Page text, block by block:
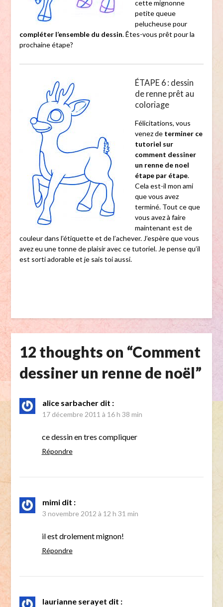
cette mignonne
petite queue
pelucheuse pour
compléter l’ensemble du dessin. Êtes-vous prêt pour la
prochaine étape?
ÉTAPE 6 : dessin
de renne prêt au
coloriage
Félicitations, vous
venez de terminer ce
tutoriel sur
comment dessiner
un renne de noel
étape par étape.
Cela est-il mon ami
que vous avez
terminé. Tout ce que
vous avez à faire
maintenant est de
couleur dans l’étiquette et de l’achever. J’espère que vous
avez eu une tonne de plaisir avec ce tutoriel. Je pense qu’il
est sorti adorable et je sais toi aussi.
12 thoughts on “Comment
dessiner un renne de noël”
alice sarbacher dit :
17 décembre 2011 à 16 h 38 min
ce dessin en tres compliquer
Répondre
mimi dit :
3 novembre 2012 à 12 h 31 min
il est drolement mignon!
Répondre
laurianne serayet dit :